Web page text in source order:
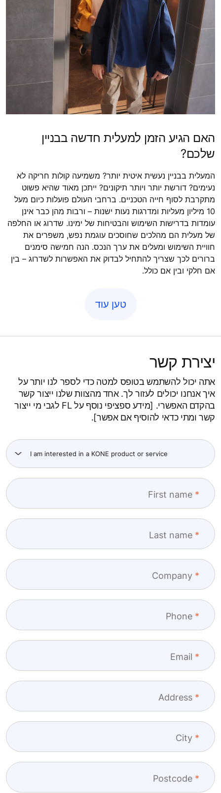
האם הגיע הזמן למעלית חדשה בבניין
שלכם?
המעלית בבניין נעשית איטית יותר? משמיעה קולות חריקה לא
נעימים? דורשת יותר ויותר תיקונים? ייתכן מאוד שהיא פשוט
מתקרבת לסוף חייה הטכניים. ברחבי העולם פועלות כיום מעל
10 מיליון מעליות ומדרגות נעות ישנות – ורבות מהן כבר אינן
עומדות בדרישות השימוש והבטיחות של ימינו. שדרוג או החלפה
של מעלית הם מהלכים שחוסכים עוגמת נפש, משפרים את
חוויית השימוש ומעלים את ערך הנכס. הנה חמישה סימנים
ברורים לכך שצריך להתחיל לבדוק את האפשרות לשדרוג – בין
אם חלקי ובין אם כולל.
טען עוד
יצירת קשר
אתה יכול להשתמש בטופס למטה כדי לספר לנו יותר על
איך אנחנו יכולים לעזור לך. אחד מהצוות שלנו ייצור קשר
בהקדם האפשרי. [מידע ספציפי נוסף על FL לגבי מי ייצור
קשר ומתי כדאי להוסיף אם אפשר].
First name
Last name
Company
Phone
Email
Address
City
Postcode